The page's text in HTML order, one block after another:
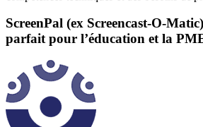
ScreenPal (ex Screencast-O-
parfait pour l’éducation et la